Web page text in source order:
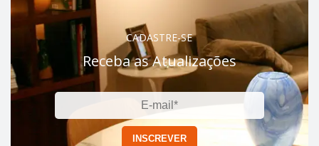
CADASTRE-SE
Receba as Atualizações